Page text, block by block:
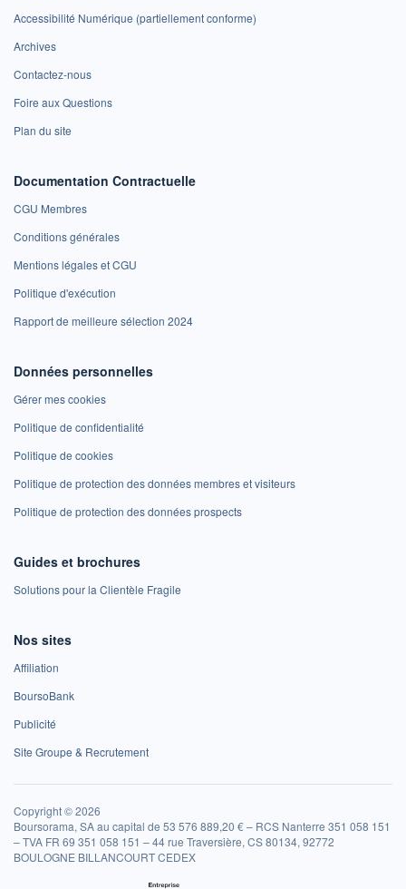
Accessibilité Numérique (partiellement conforme)
Archives
Contactez-nous
Foire aux Questions
Plan du site
Documentation Contractuelle
CGU Membres
Conditions générales
Mentions légales et CGU
Politique d'exécution
Rapport de meilleure sélection 2024
Données personnelles
Gérer mes cookies
Politique de confidentialité
Politique de cookies
Politique de protection des données membres et visiteurs
Politique de protection des données prospects
Guides et brochures
Solutions pour la Clientèle Fragile
Nos sites
Affiliation
BoursoBank
Publicité
Site Groupe & Recrutement
Copyright © 2026
Boursorama, SA au capital de 53 576 889,20 € – RCS Nanterre 351 058 151
– TVA FR 69 351 058 151 – 44 rue Traversière, CS 80134, 92772
BOULOGNE BILLANCOURT CEDEX